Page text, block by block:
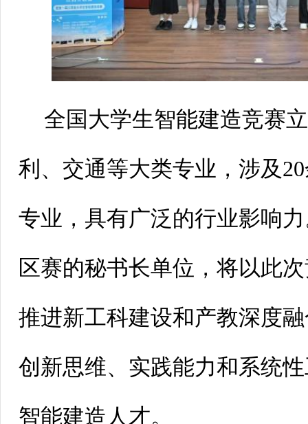
全国大学生智能建造竞赛
利、交通等大类专业，涉及
专业，具有广泛的行业影响
区赛的秘书长单位，将以此
推进新工科建设和产教深度
创新思维、实践能力和系统
智能建造人才。